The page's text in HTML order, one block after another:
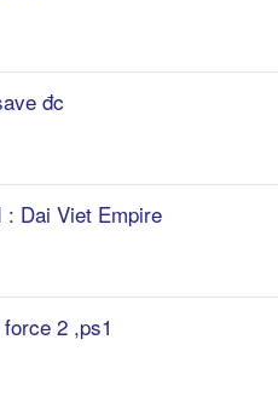
đc
Dai Viet Empire
2 ,ps1